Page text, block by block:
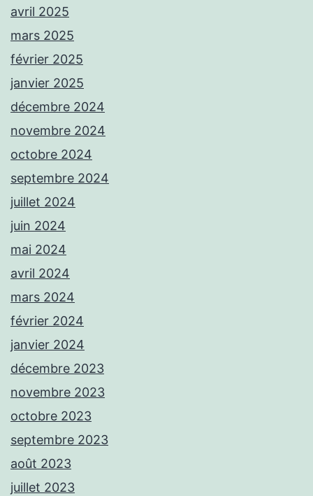
avril 2025
mars 2025
février 2025
janvier 2025
décembre 2024
novembre 2024
octobre 2024
septembre 2024
juillet 2024
juin 2024
mai 2024
avril 2024
mars 2024
février 2024
janvier 2024
décembre 2023
novembre 2023
octobre 2023
septembre 2023
août 2023
juillet 2023